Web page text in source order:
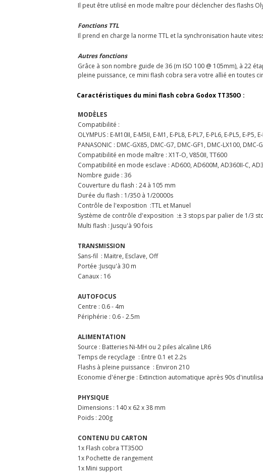
Il peut être utilisé en mode maître pour déclencher des flashs
Fonctions TTL
Il prend en charge la norme TTL et la synchronisation haute
Autres fonctions
Grâce à son nombre guide de 36 (m ISO 100 @ 105mm), à 22
pleine puissance, ce mini flash cobra sera votre allié en toutes
Caractéristiques du mini flash cobra Godox TT350O :
MODÈLES
Compatibilité :
OLYMPUS : E-M10II, E-M5II, E-M1, E-PL8, E-PL7, E-PL6, E-PL5, E-P5,
PANASONIC : DMC-GX85, DMC-G7, DMC-GF1, DMC-LX100, DMC-
Compatibilité en mode maître : X1T-O, V850II, TT600
Compatibilité en mode esclave : AD600, AD600M, AD360II-C,
Nombre guide : 36
Couverture du flash : 24 à 105 mm
Durée du flash : 1/350 à 1/20000s
Contrôle de l'exposition :TTL et Manuel
Système de contrôle d'exposition :± 3 stops par palier de 1/3
Multi flash : Jusqu'à 90 fois
TRANSMISSION
Sans-fil : Maitre, Esclave, Off
Portée :Jusqu'à 30 m
Canaux : 16
AUTOFOCUS
Centre : 0.6 - 4m
Périphérie : 0.6 - 2.5m
ALIMENTATION
Source : Batteries Ni-MH ou 2 piles alcaline LR6
Temps de recyclage : Entre 0.1 et 2.2s
Flashs à pleine puissance : Environ 210
Economie d'énergie : Extinction automatique après 90s
PHYSIQUE
Dimensions : 140 x 62 x 38 mm
Poids : 200g
CONTENU DU CARTON
1x Flash cobra TT350O
1x Pochette de rangement
1x Mini support